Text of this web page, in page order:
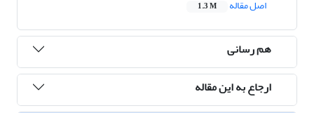
اصل مقاله
1.3 M
هم رسانی
ارجاع به این مقاله